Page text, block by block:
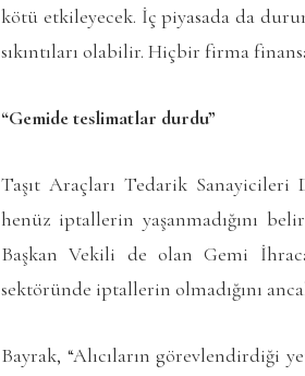
kötü etkileyecek. İç piyasada da
sıkıntıları olabilir. Hiçbir firma
“Gemide teslimatlar durdu”
Taşıt Araçları Tedarik Sanayicileri
henüz iptallerin yaşanmadığını
Başkan Vekili de olan Gemi
sektöründe iptallerin olmadığını
Bayrak, “Alıcıların görevlendirdiği